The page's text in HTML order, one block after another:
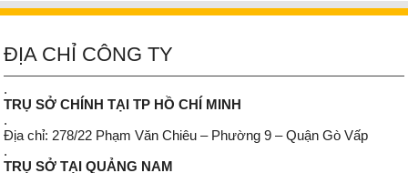
ĐỊA CHỈ CÔNG TY
.
TRỤ SỞ CHÍNH TẠI TP HỒ CHÍ MINH
.
Địa chỉ: 278/22 Phạm Văn Chiêu – Phường 9 – Quận Gò Vấp
.
TRỤ SỞ TẠI QUẢNG NAM